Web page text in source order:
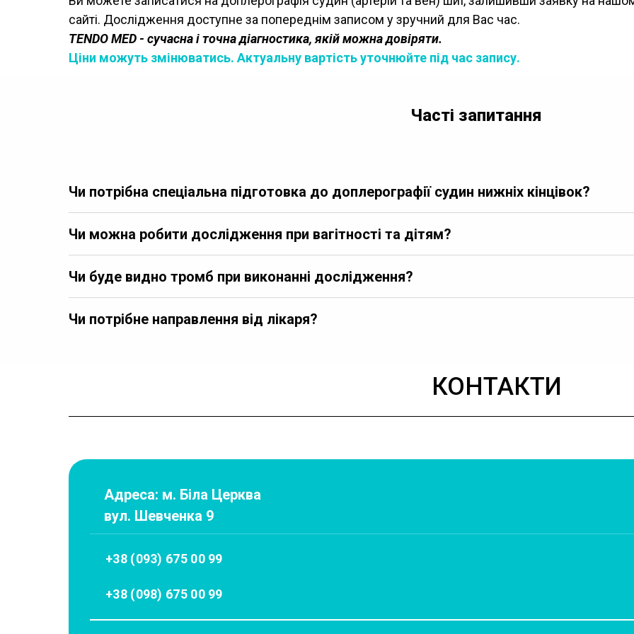
сайті. Дослідження доступне за попереднім записом у зручний для Вас час.
TENDO MED - сучасна і точна діагностика, якій можна довіряти.
Ціни можуть змінюватись. Актуальну вартість уточнюйте під час запису.
Часті запитання
Чи потрібна спеціальна підготовка до доплерографії судин нижніх кінцівок?
Чи можна робити дослідження при вагітності та дітям?
Чи буде видно тромб при виконанні дослідження?
Чи потрібне направлення від лікаря?
КОНТАКТИ
Адреса: м. Біла Церква
вул. Шевченка 9
+38 (093) 675 00 99
+38 (098) 675 00 99